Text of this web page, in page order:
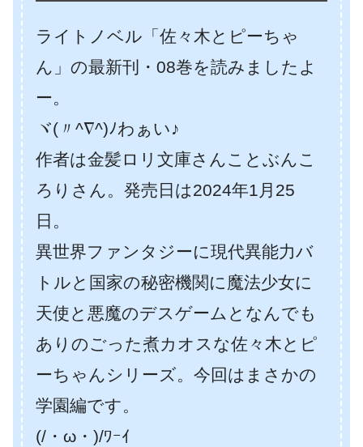
ライトノベル「佐々木とピーちゃ
ん」の最新刊・08巻を読みましたよ
ー。
ヾ(〃^∇^)ﾉわぁい♪
作者は金髪ロリ文庫さんことぶんこ
ろりさん。発売日は2024年1月25
日。
異世界ファンタジーに現代異能力バ
トルと国家の秘密機関に魔法少女に
天使と悪魔のデスゲームとなんでも
ありのごった煮カオスな佐々木とピ
ーちゃんシリーズ。今回はまさかの
学園編です。
(/・ω・)/ﾜｰｲ